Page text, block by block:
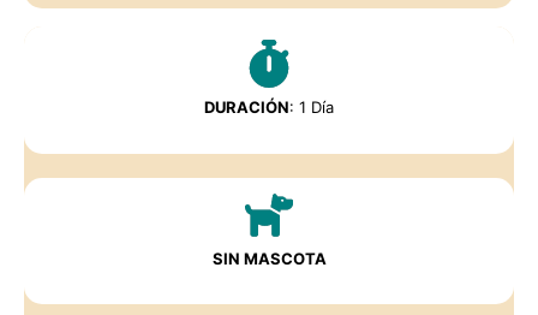
DURACIÓN: 1 Día
SIN MASCOTA